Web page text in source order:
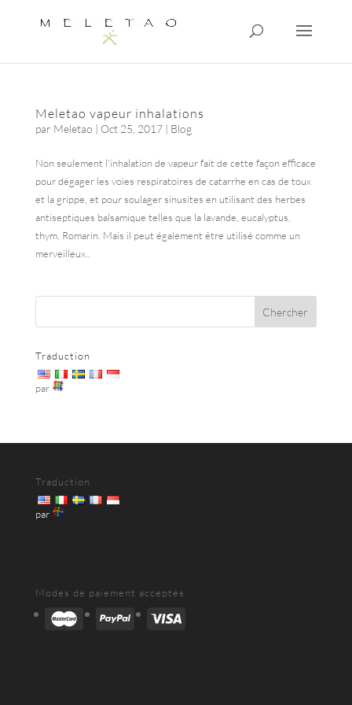
Meletao vapeur inhalations
par Meletao | Oct 25, 2017| Blog
Non seulement l'inhalation de vapeur fait de cette façon efficace
pour dégager les voies respiratoires de catarrhe en cas de toux
et la grippe, et pour soulager sinusites en utilisant des herbes
antiseptiques balsamique telles que la lavande, eucalyptus,
thym, Romarin. Mais il peut également être utilisé comme un
merveilleux..
Traduction
par
Traduction
par
Modes de paiement acceptés